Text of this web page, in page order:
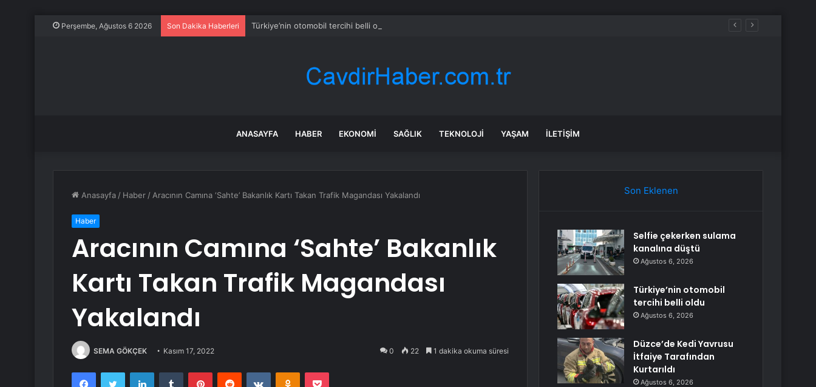
Perşembe, Ağustos 6 2026 Son Dakika Haberleri Türkiye’nin otomobil tercihi belli oldu
ANASAYFA HABER EKONOMI SAĞLIK TEKNOLOJI YAŞAM İLETIŞIM
Anasayfa / Haber / Aracının Camına ‘Sahte’ Bakanlık Kartı Takan Trafik Magandası Yakalandı
Haber
Aracının Camına ‘Sahte’ Bakanlık
Kartı Takan Trafik Magandası
Yakalandı
SEMA GÖKÇEK Kasım 17, 2022 0 22 1 dakika okuma süresi
FacebookTwitter LinkedInTumblr PinterestReddit VKontakteOdnoklassniki
Pocket
Son Eklenen
Selfie çekerken sulama
kanalına düştü
Ağustos 6, 2026
Türkiye’nin otomobil
tercihi belli oldu
Ağustos 6, 2026
Düzce’de Kedi Yavrusu
İtfaiye Tarafından
Kurtarıldı
Ağustos 6, 2026